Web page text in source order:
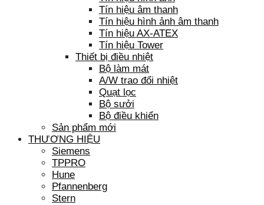
Tín hiệu âm thanh
Tín hiệu hình ảnh âm thanh
Tín hiệu AX-ATEX
Tín hiệu Tower
Thiết bị điều nhiệt
Bộ làm mát
A/W trao đổi nhiệt
Quạt lọc
Bộ sưởi
Bộ điều khiển
Sản phẩm mới
THƯƠNG HIỆU
Siemens
TPPRO
Hune
Pfannenberg
Stern